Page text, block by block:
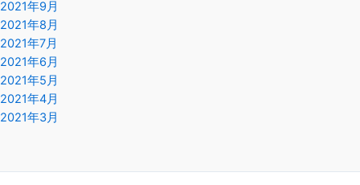
2021年9月
2021年8月
2021年7月
2021年6月
2021年5月
2021年4月
2021年3月